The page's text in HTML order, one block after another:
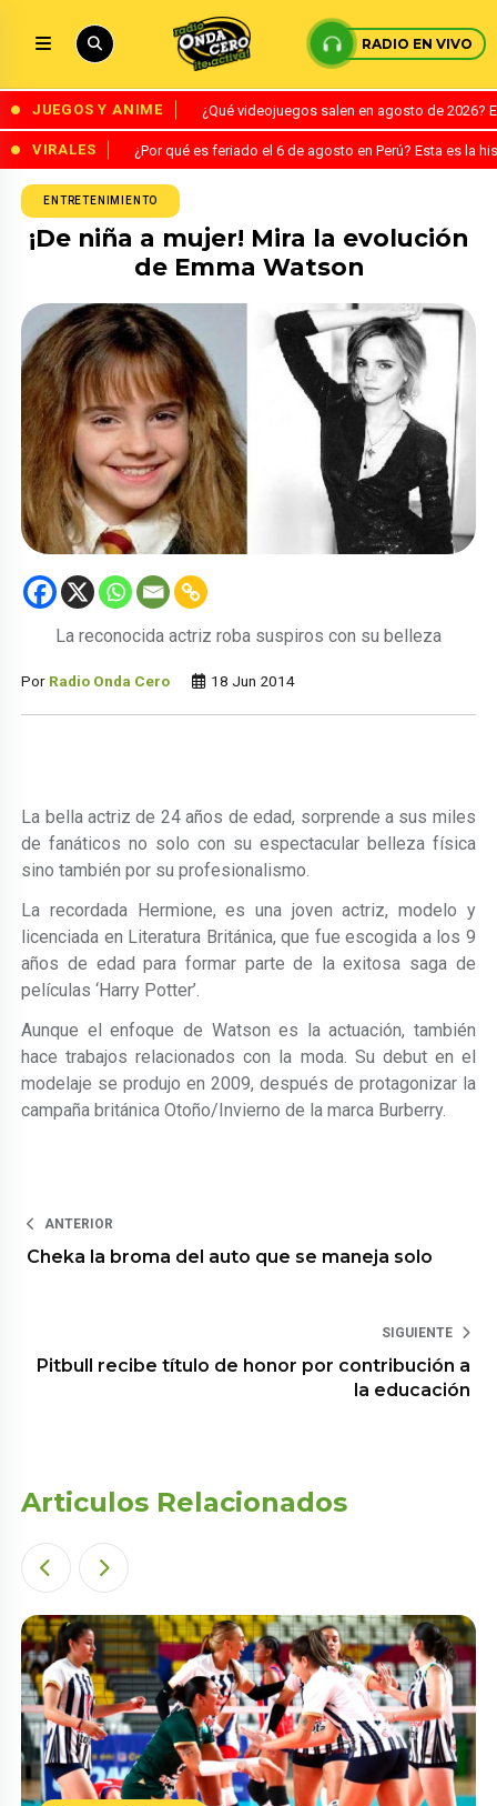
RADIO EN VIVO
JUEGOS Y ANIME ¿Qué videojuegos salen en agosto de
VIRALES ¿Por qué es feriado el 6 de agosto en Perú? Esta es la
ENTRETENIMIENTO
¡De niña a mujer! Mira la evolución
de Emma Watson
La reconocida actriz roba suspiros con su belleza
Por Radio Onda Cero 18 Jun 2014
La bella actriz de 24 años de edad, sorprende a sus miles
de fanáticos no solo con su espectacular belleza física
sino también por su profesionalismo.
La recordada Hermione, es una joven actriz, modelo y
licenciada en Literatura Británica, que fue escogida a los 9
años de edad para formar parte de la exitosa saga de
películas ‘Harry Potter’.
Aunque el enfoque de Watson es la actuación, también
hace trabajos relacionados con la moda. Su debut en el
modelaje se produjo en 2009, después de protagonizar la
campaña británica Otoño/Invierno de la marca Burberry.
ANTERIOR
Cheka la broma del auto que se maneja solo
SIGUIENTE
Pitbull recibe título de honor por contribución a
la educación
Articulos Relacionados